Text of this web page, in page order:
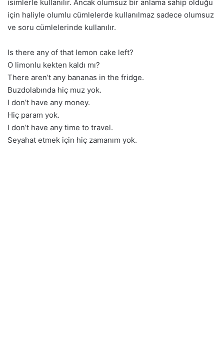
isimlerle kullanılır. Ancak olumsuz bir anlama sahip olduğu
için haliyle olumlu cümlelerde kullanılmaz sadece olumsuz
ve soru cümlelerinde kullanılır.
Is there any of that lemon cake left?
O limonlu kekten kaldı mı?
There aren’t any bananas in the fridge.
Buzdolabında hiç muz yok.
I don’t have any money.
Hiç param yok.
I don’t have any time to travel.
Seyahat etmek için hiç zamanım yok.